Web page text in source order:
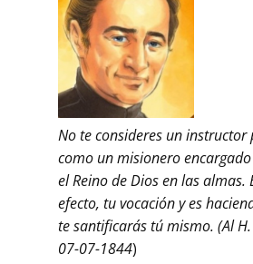
No te consideres un
como un misionero
el Reino de Dios en las almas.
efecto, tu vocación y es
te santificarás tú mismo. (Al
07-07-1844)